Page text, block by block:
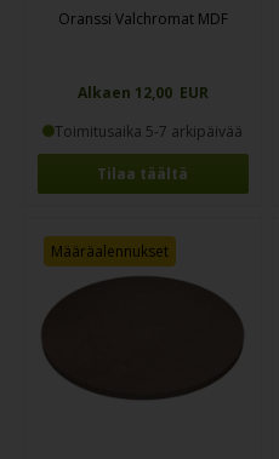
Oranssi Valchromat MDF
Alkaen 12,00 EUR
Toimitusaika 5-7 arkipäivää
Tilaa täältä
Määräalennukset